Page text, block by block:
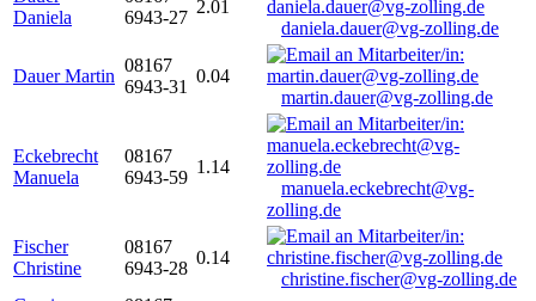
Daniela
6943-27
2.01
daniela.dauer@vg-zolling.de
Dauer Martin
08167
6943-31
0.04
martin.dauer@vg-zolling.de
Eckebrecht
Manuela
08167
6943-59
1.14
manuela.eckebrecht@vg-
zolling.de
Fischer
Christine
08167
6943-28
0.14
christine.fischer@vg-zolling.de